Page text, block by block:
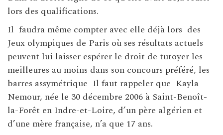
lors des qualifications.
Il faudra même compter avec elle déjà lors des
Jeux olympiques de Paris où ses résultats actuels
peuvent lui laisser espérer le droit de tutoyer les
meilleures au moins dans son concours préféré, les
barres assymétrique Il faut rappeler que Kayla
Nemour, née le 30 décembre 2006 à Saint-Benoît-
la-Forêt en Indre-et-Loire, d’un père algérien et
d’une mère française, n’a que 17 ans.